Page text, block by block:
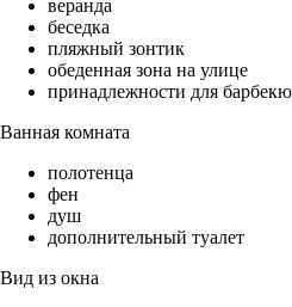
веранда
беседка
пляжный зонтик
обеденная зона на улице
принадлежности для барбекю
Ванная комната
полотенца
фен
душ
дополнительный туалет
Вид из окна